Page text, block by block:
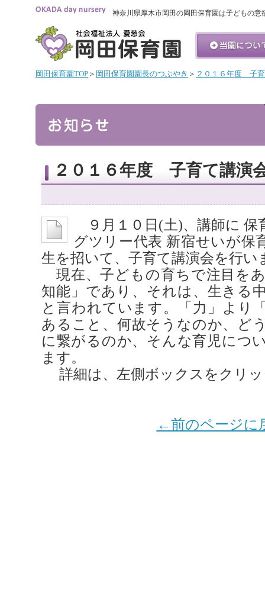
神奈川県厚木市岡田の岡田保育園は子どもの意
岡田保育園TOP ＞ 岡田保育園園長のつぶやき ＞ ２０１６年度 子
２０１６年度 子育て講演
９月１０日(土)、講師に
グツリー代表 新宿せいが保
生を招いて、子育て講演会を行い
現在、子どもの育ちで注目を
知能」であり、それは、生きる
と言われています。「力」より
あること、何故そうなのか、ど
に繋がるのか、そんな育児につ
ます。
詳細は、左側ボックスをクリ
←前のページに